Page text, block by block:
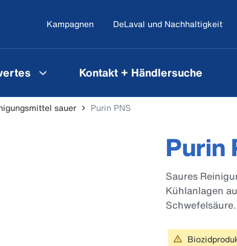
Kampagnen DeLaval und Nachhaltigkeit
Kontakt + Händlersuche
sauer Purin PNS
Purin
Saures
Kühlanlagen